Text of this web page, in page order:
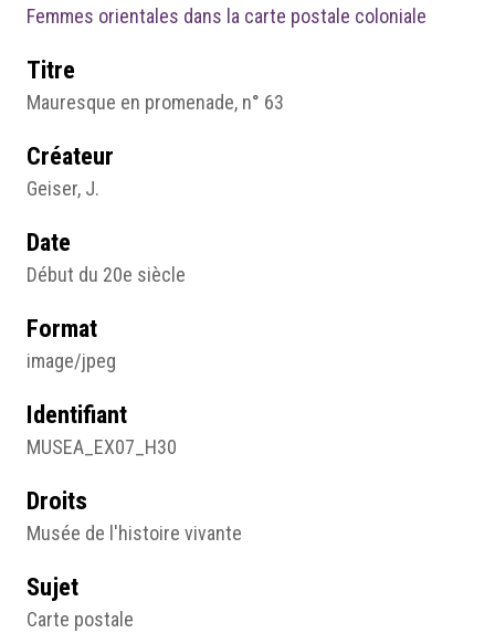
Femmes orientales dans la carte postale coloniale
Titre
Mauresque en promenade, n° 63
Créateur
Geiser, J.
Date
Début du 20e siècle
Format
image/jpeg
Identifiant
MUSEA_EX07_H30
Droits
Musée de l'histoire vivante
Sujet
Carte postale